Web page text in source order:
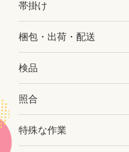
帯掛け
梱包・出荷・配送
検品
照合
特殊な作業